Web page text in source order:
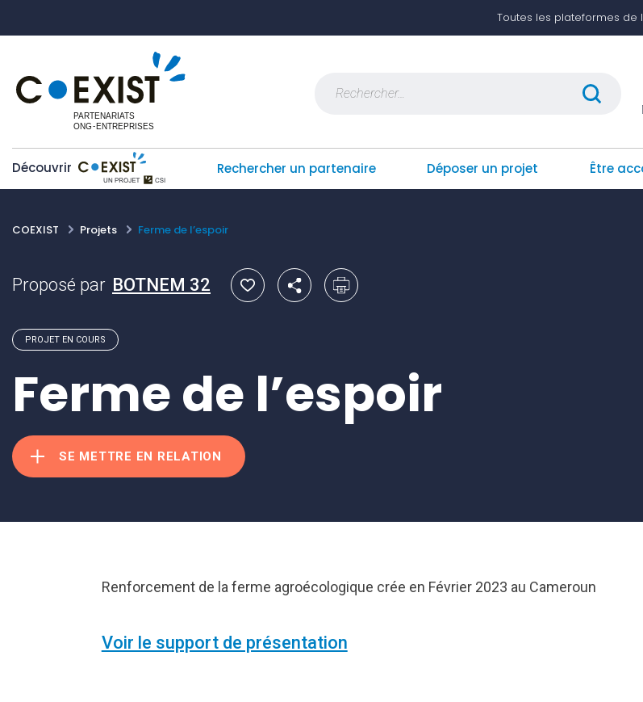
Toutes les plateformes de
Découvrir Rechercher un partenaire Déposer un projet Être
COEXIST Projets Ferme de l’espoir
Proposé par BOTNEM 32
PROJET EN COURS
Ferme de l’espoir
SE METTRE EN RELATION
Renforcement de la ferme agroécologique crée en Février 2023 au Cameroun
Voir le support de présentation